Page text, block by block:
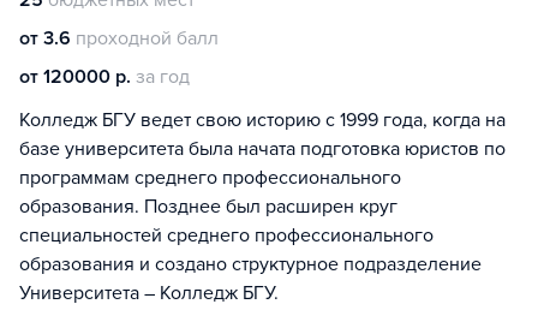
от 3.6 проходной балл
от 120000 р. за год
Колледж БГУ ведет свою историю с 1999 года, когда на
базе университета была начата подготовка юристов по
программам среднего профессионального
образования. Позднее был расширен круг
специальностей среднего профессионального
образования и создано структурное подразделение
Университета – Колледж БГУ.